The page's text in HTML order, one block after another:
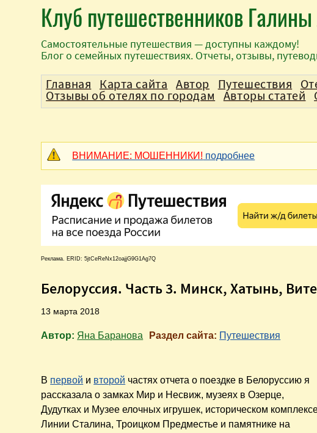
Клуб путешественников
Самостоятельные путешествия — доступны каждому!
Блог о семейных путешествиях. Отчеты, отзывы,
ВНИМАНИЕ: МОШЕННИКИ! подробнее
Реклама. ERID: 5jtCeReNx12oajjG9G1Ag7Q
Белоруссия. Часть 3. Минск, Хатынь,
13 марта 2018
Автор: Яна Баранова Раздел сайта: Путешествия
В первой и второй частях отчета о поездке в Белоруссию я
рассказала о замках Мир и Несвиж, музеях в Озерце,
Дудутках и Музее елочных игрушек, историческом
Линии Сталина, Троицком Предместье и памятнике на
Главная Карта сайта Автор Путешествия
Отзывы об отелях по городам Авторы статей